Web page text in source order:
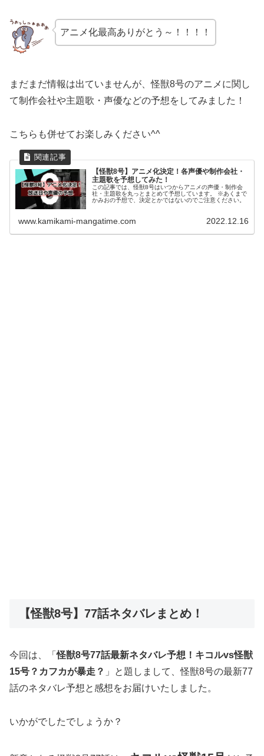
アニメ化最高ありがとう～！！！！
まだまだ情報は出ていませんが、怪獣8号のアニメに関し
て制作会社や主題歌・声優などの予想をしてみました！
こちらも併せてお楽しみください^^
【怪獣8号】アニメ化決定！各声優や制作会社・
主題歌を予想してみた！
この記事では、怪獣8号はいつからアニメの声優・制作会
社・主題歌を丸っとまとめて予想しています。 ※あくまで
かみおの予想で、決定とかではないのでご注意ください。
www.kamikami-mangatime.com 2022.12.16
【怪獣8号】77話ネタバレまとめ！
今回は、「怪獣8号77話最新ネタバレ予想！キコルvs怪獣
15号？カフカが暴走？ 」と題しまして、怪獣8号の最新77
話のネタバレ予想と感想をお届けいたしました。
いかがでしたでしょうか？